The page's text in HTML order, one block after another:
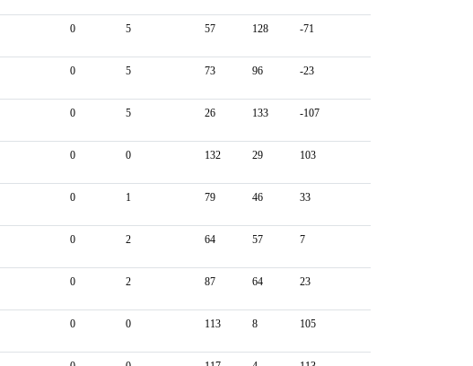
0 5 57 128 -71
0 5 73 96 -23
0 5 26 133 -107
0 0 132 29 103
0 1 79 46 33
0 2 64 57 7
0 2 87 64 23
0 0 113 8 105